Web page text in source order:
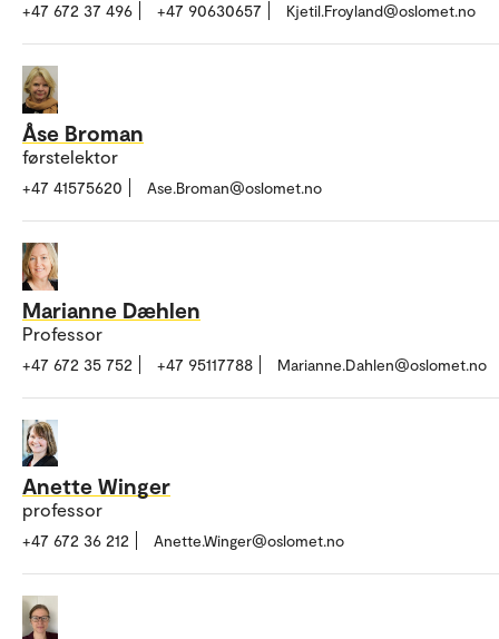
+47 672 37 496 +47 90630657 Kjetil.Froyland@oslomet.no
Åse Broman
førstelektor
+47 41575620 Ase.Broman@oslomet.no
Marianne Dæhlen
Professor
+47 672 35 752 +47 95117788 Marianne.Dahlen@oslomet.no
Anette Winger
professor
+47 672 36 212 Anette.Winger@oslomet.no